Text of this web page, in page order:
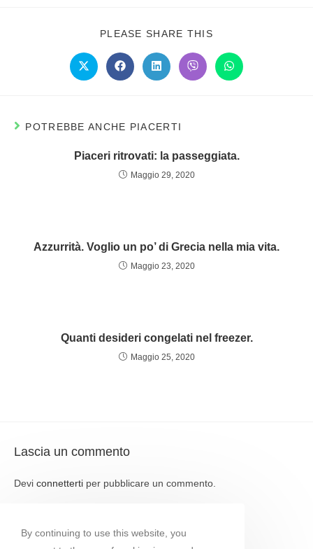
PLEASE SHARE THIS
POTREBBE ANCHE PIACERTI
Piaceri ritrovati: la passeggiata.
Maggio 29, 2020
Azzurrità. Voglio un po’ di Grecia nella mia vita.
Maggio 23, 2020
Quanti desideri congelati nel freezer.
Maggio 25, 2020
Lascia un commento
Devi connetterti per pubblicare un commento.
By continuing to use this website, you